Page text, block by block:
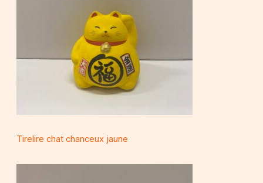
Tirelire chat chanceux jaune